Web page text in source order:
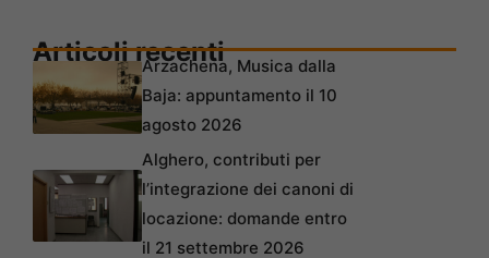
Articoli recentiArzachena, Musica dalla
Baja: appuntamento il 10
agosto 2026
Alghero, contributi per
l’integrazione dei canoni di
locazione: domande entro
il 21 settembre 2026